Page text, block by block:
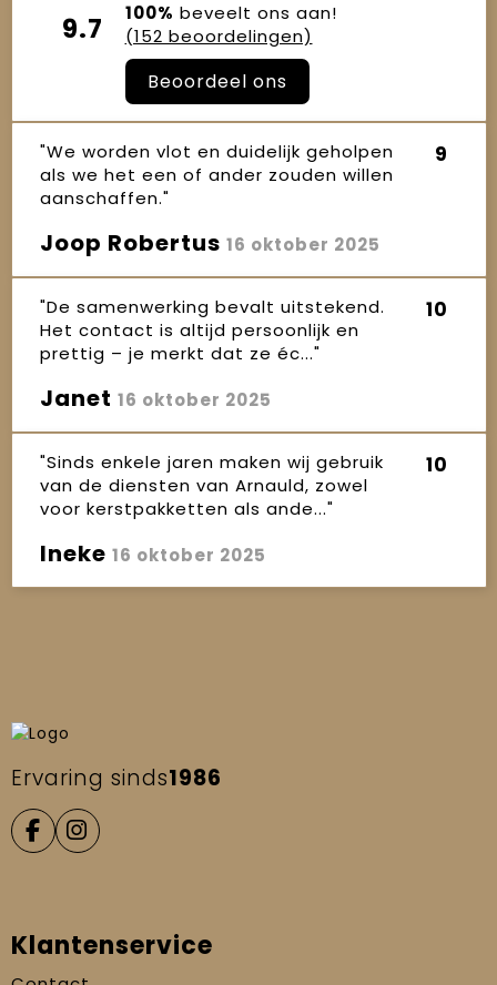
9.7 100% beveelt ons aan!
(152 beoordelingen)
Beoordeel ons
"We worden vlot en duidelijk geholpen
als we het een of ander zouden willen
aanschaffen."
9
Joop Robertus 16 oktober 2025
"De samenwerking bevalt uitstekend.
Het contact is altijd persoonlijk en
prettig – je merkt dat ze éc..."
10
Janet 16 oktober 2025
"Sinds enkele jaren maken wij gebruik
van de diensten van Arnauld, zowel
voor kerstpakketten als ande..."
10
Ineke 16 oktober 2025
Ervaring sinds1986
Klantenservice